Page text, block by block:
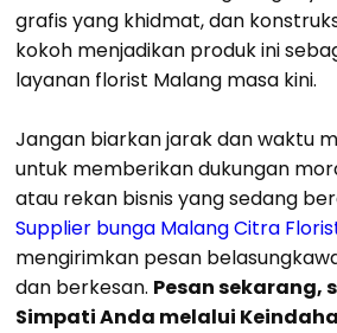
grafis yang khidmat, dan
kokoh menjadikan produk ini
layanan florist Malang masa kini.
Jangan biarkan jarak dan waktu
untuk memberikan dukungan
atau rekan bisnis yang sedang
Supplier bunga Malang Citra
mengirimkan pesan
dan berkesan. Pesan sekarang,
Simpati Anda melalui